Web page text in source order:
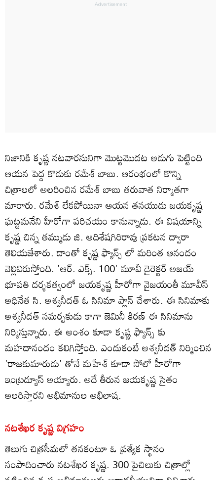
నిజానికి కృష్ణ నటవారసునిగా మొట్టమొదట అడుగు పెట్టింది
ఆయన పెద్ద కొడుకు రమేశ్ బాబు. ఆరంభంలో కొన్ని
చిత్రాలలో అలరించిన రమేశ్ బాబు తరువాత నిర్మాతగా
మారారు. రమేశ్ లేకపోయినా ఆయన తనయుడు జయకృష్ణ
ఘట్టమనేని హీరోగా పరిచయం కానున్నాడు. ఈ విషయాన్ని
కృష్ణ చిన్న తమ్ముడు జి. ఆదిశేషగిరిరావు ప్రకటన ద్వారా
తెలియజేశారు. దాంతో కృష్ణ ఫ్యాన్స్ లో మరింత ఆనందం
వెల్లివిరుస్తోంది. 'ఆర్. ఎక్స్. 100' మూవీ డైరెక్టర్ అజయ్
భూపతి దర్శకత్వంలో జయకృష్ణ హీరోగా వైజయంతీ మూవీస్
అధినేత సి. అశ్వనీదత్ ఓ సినిమా ప్లాన్ చేశారు. ఈ సినిమాకు
అశ్వనీదత్ సమర్పకుడు కాగా జెమినీ కిరణ్‌ ఈ సినిమాను
నిర్మిస్తున్నారు. ఈ అంశం కూడా కృష్ణ ఫ్యాన్స్ కు
మహదానందం కలిగిస్తోంది. ఎందుకంటే అశ్వనీదత్ నిర్మించిన
'రాజకుమారుడు' తోనే మహేశ్ కూడా సోలో హీరోగా
ఇంట్రడ్యూస్ అయ్యారు. అదే తీరున జయకృష్ణ సైతం
అలరిస్తారని అభిమానుల అభిలాష.
నటశేఖర కృష్ణ విగ్రహం
తెలుగు చిత్రసీమలో తనకంటూ ఓ ప్రత్యేక స్థానం
సంపాదించారు నటశేఖర కృష్ణ. 300 పైచిలుకు చిత్రాల్లో